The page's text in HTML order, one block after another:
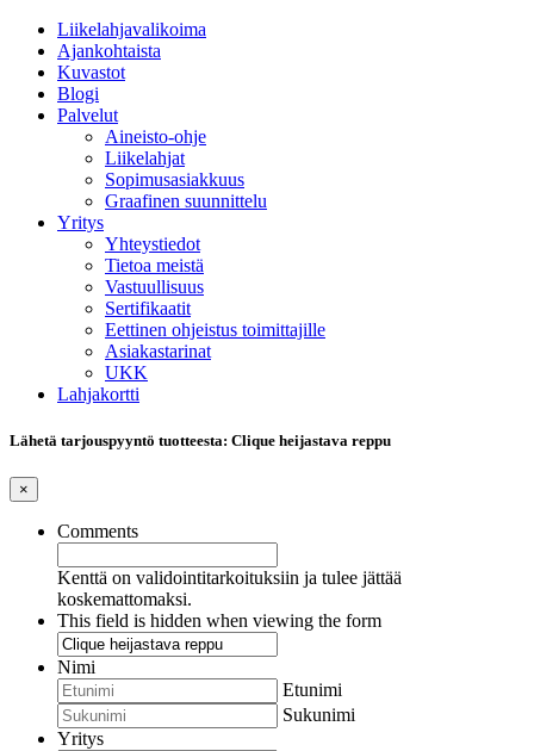
Liikelahjavalikoima
Ajankohtaista
Kuvastot
Blogi
Palvelut
Aineisto-ohje
Liikelahjat
Sopimusasiakkuus
Graafinen suunnittelu
Yritys
Yhteystiedot
Tietoa meistä
Vastuullisuus
Sertifikaatit
Eettinen ohjeistus toimittajille
Asiakastarinat
UKK
Lahjakortti
Lähetä tarjouspyyntö tuotteesta: Clique heijastava reppu
×
Comments
Kenttä on validointitarkoituksiin ja tulee jättää
koskemattomaksi.
This field is hidden when viewing the form
Nimi
Etunimi
Sukunimi
Yritys